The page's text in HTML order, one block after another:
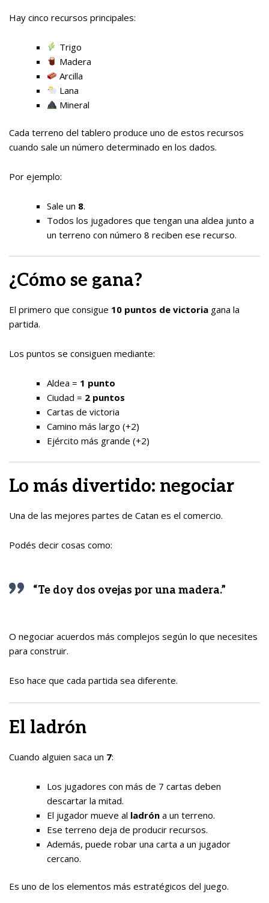
Hay cinco recursos principales:
Trigo
Madera
Arcilla
Lana
Mineral
Cada terreno del tablero produce uno de estos recursos
cuando sale un número determinado en los dados.
Por ejemplo:
Sale un 8.
Todos los jugadores que tengan una aldea junto a
un terreno con número 8 reciben ese recurso.
¿Cómo se gana?
El primero que consigue 10 puntos de victoria gana la
partida.
Los puntos se consiguen mediante:
Aldea = 1 punto
Ciudad = 2 puntos
Cartas de victoria
Camino más largo (+2)
Ejército más grande (+2)
Lo más divertido: negociar
Una de las mejores partes de Catan es el comercio.
Podés decir cosas como:
“Te doy dos ovejas por una madera.”
O negociar acuerdos más complejos según lo que necesites
para construir.
Eso hace que cada partida sea diferente.
El ladrón
Cuando alguien saca un 7:
Los jugadores con más de 7 cartas deben
descartar la mitad.
El jugador mueve al ladróna un terreno.
Ese terreno deja de producir recursos.
Además, puede robar una carta a un jugador
cercano.
Es uno de los elementos más estratégicos del juego.